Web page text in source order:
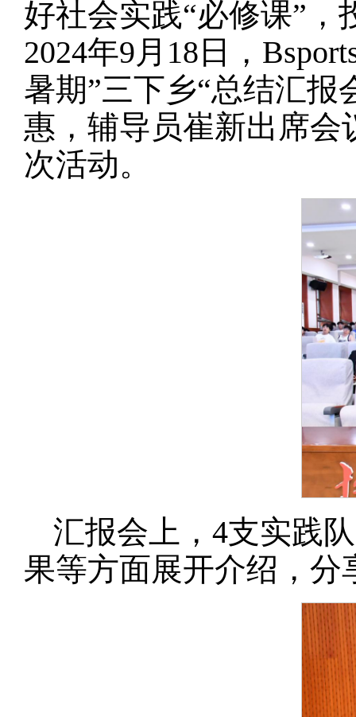
好社会实践“必修课”
2024年9月18日，
暑期”三下乡“总结汇
惠，辅导员崔新出席会
次活动。
汇报会上，4支实践
果等方面展开介绍，分